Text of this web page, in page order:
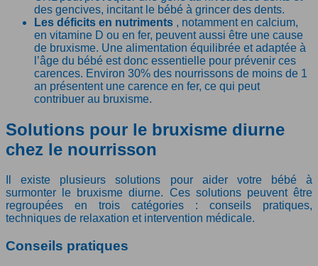
des gencives, incitant le bébé à grincer des dents.
Les déficits en nutriments , notamment en calcium,
en vitamine D ou en fer, peuvent aussi être une cause
de bruxisme. Une alimentation équilibrée et adaptée à
l’âge du bébé est donc essentielle pour prévenir ces
carences. Environ 30% des nourrissons de moins de 1
an présentent une carence en fer, ce qui peut
contribuer au bruxisme.
Solutions pour le bruxisme diurne
chez le nourrisson
Il existe plusieurs solutions pour aider votre bébé à
surmonter le bruxisme diurne. Ces solutions peuvent être
regroupées en trois catégories : conseils pratiques,
techniques de relaxation et intervention médicale.
Conseils pratiques